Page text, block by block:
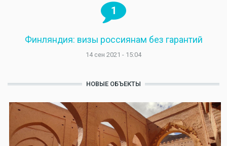
1
Финляндия: визы россиянам без гарантий
14 сен 2021 - 15:04
НОВЫЕ ОБЪЕКТЫ